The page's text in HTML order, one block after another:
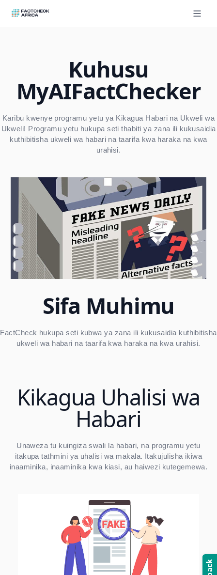
Open
Kuhusu
MyAIFactChecker
Karibu kwenye programu yetu ya Kikagua Habari na Ukweli wa
Ukweli! Programu yetu hukupa seti thabiti ya zana ili kukusaidia
kuthibitisha ukweli wa habari na taarifa kwa haraka na kwa
urahisi.
Sifa Muhimu
FactCheck hukupa seti kubwa ya zana ili kukusaidia kuthibitisha
ukweli wa habari na taarifa kwa haraka na kwa urahisi.
Kikagua Uhalisi wa
Habari
Unaweza tu kuingiza swali la habari, na programu yetu
itakupa tathmini ya uhalisi wa makala. Itakujulisha ikiwa
inaaminika, inaaminika kwa kiasi, au haiwezi kutegemewa.